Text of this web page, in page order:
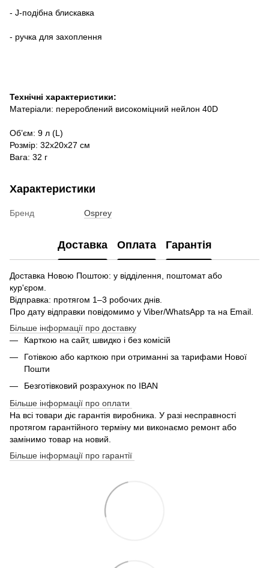
- J-подібна блискавка
- ручка для захоплення
Технічні характеристики:
Матеріали: перероблений високоміцний нейлон 40D
Об’єм: 9 л (L)
Розмір: 32х20х27 см
Вага: 32 г
Характеристики
Бренд Osprey
Доставка Оплата Гарантія
Доставка Новою Поштою: у відділення, поштомат або
кур'єром.
Відправка: протягом 1–3 робочих днів.
Про дату відправки повідомимо у Viber/WhatsApp та на Email.
Більше інформації про доставку
Карткою на сайт, швидко і без комісій
Готівкою або карткою при отриманні за тарифами Нової
Пошти
Безготівковий розрахунок по IBAN
Більше інформації про оплати
На всі товари діє гарантія виробника. У разі несправності
протягом гарантійного терміну ми виконаємо ремонт або
замінимо товар на новий.
Більше інформації про гарантії